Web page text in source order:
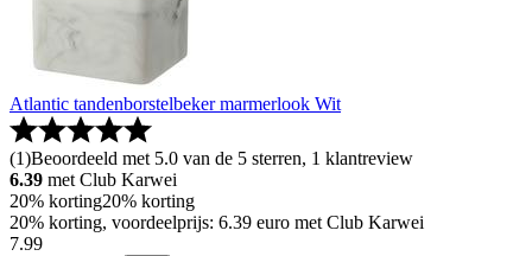
Atlantic tandenborstelbeker marmerlook Wit
(1)Beoordeeld met 5.0 van de 5 sterren, 1 klantreview
6.39 met Club Karwei
20% korting20% korting
20% korting, voordeelprijs: 6.39 euro met Club Karwei
7.99